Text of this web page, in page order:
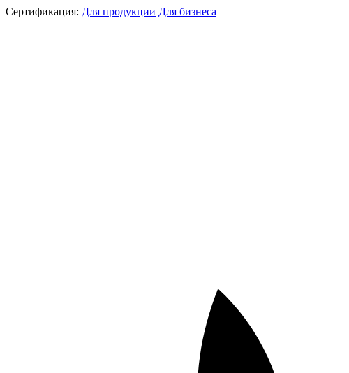
Сертификация: Для продукции Для бизнеса